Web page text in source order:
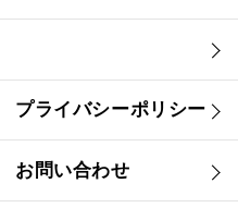
プライバシーポリシー
お問い合わせ